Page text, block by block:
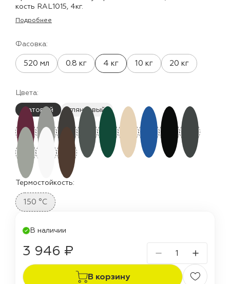
кость RAL1015, 4кг.
Подробнее
Фасовка:
520 мл 0.8 кг 4 кг 10 кг 20 кг
Цвета:
матовый
глянцевый
Термостойкость:
150 °C
В наличии
3 946 ₽
В корзину